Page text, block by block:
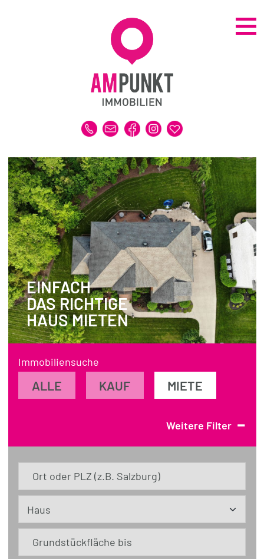
ALLE IMMOBILIEN
GEWERBE
DUBAI-IMMOBILIEN
REFERENZEN
MERKLISTE
VERKAUFEN | VERMIETEN
IMMOBILIENBEWERTUNG
REFERENZEN
ÜBER UNS
WISSENSWERTES
FÜR VERKÄUFER
EINFACH
DAS RICHTIGE
HAUS MIETEN
Immobiliensuche
ALLE KAUF MIETE
Weitere Filter -
Ort oder PLZ (z.B. Salzburg)
Grundstückfläche bis